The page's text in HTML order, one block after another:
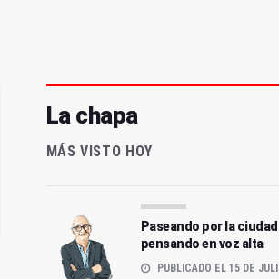
La chapa
MÁS VISTO HOY
Paseando por la
pensando en voz alta
PUBLICADO EL 15 DE